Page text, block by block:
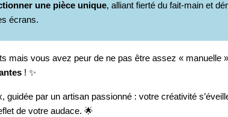
une pièce unique, alliant fierté du fait-main et
écrans.
mais vous avez peur de ne pas être assez « manuelle
! ✨
guidée par un artisan passionné : votre créativité
de votre audace. 🌟